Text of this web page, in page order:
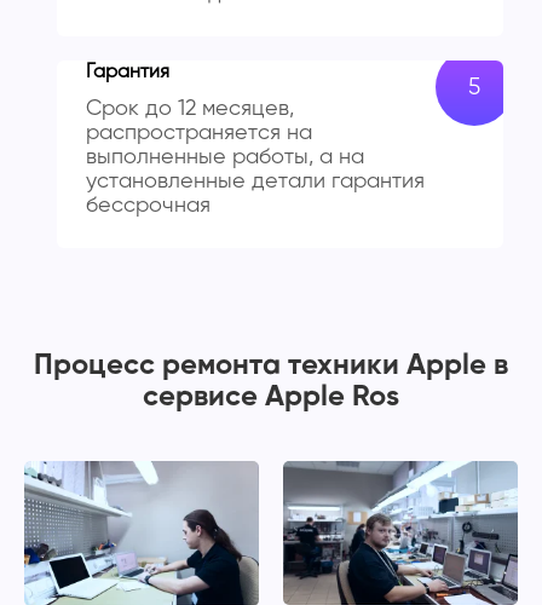
Гарантия
Срок до 12 месяцев,
распространяется на
выполненные работы, а на
установленные детали гарантия
бессрочная
Процесс ремонта техники Apple в
сервисе Apple Ros